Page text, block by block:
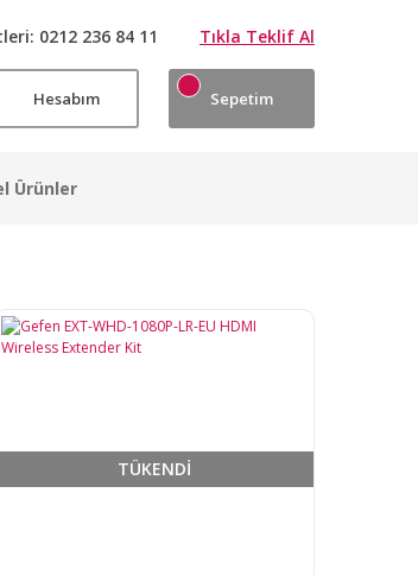
0212 236 84 11 Tıkla Teklif Al
Hesabım Sepetim
Ürünler
TÜKENDİ